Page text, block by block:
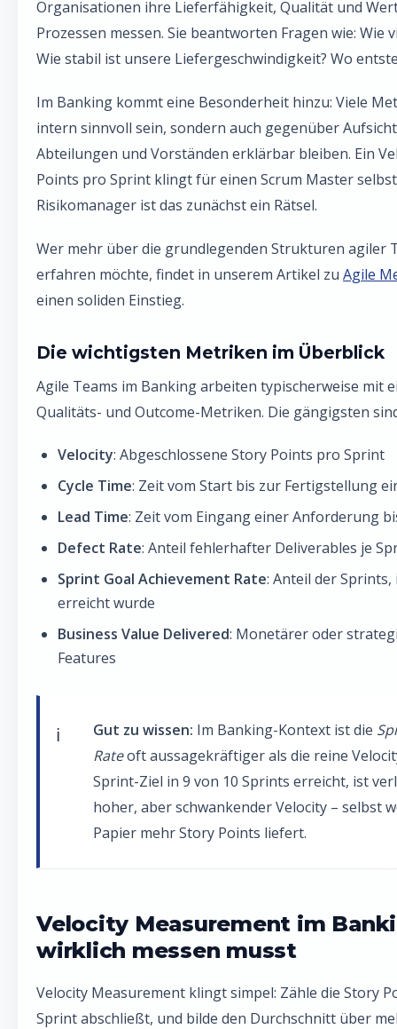
Organisationen ihre Lieferfähigkeit, Qualität und
Prozessen messen. Sie beantworten Fragen wie: Wie
Wie stabil ist unsere Liefergeschwindigkeit? Wo
Im Banking kommt eine Besonderheit hinzu: Viele
intern sinnvoll sein, sondern auch gegenüber
Abteilungen und Vorständen erklärbar bleiben. Ein
Points pro Sprint klingt für einen Scrum Master
Risikomanager ist das zunächst ein Rätsel.
Wer mehr über die grundlegenden Strukturen agiler
erfahren möchte, findet in unserem Artikel zu Agile
einen soliden Einstieg.
Die wichtigsten Metriken im Überblick
Agile Teams im Banking arbeiten typischerweise mit
Qualitäts- und Outcome-Metriken. Die gängigsten
Velocity: Abgeschlossene Story Points pro Sprint
Cycle Time: Zeit vom Start bis zur Fertigstellung
Lead Time: Zeit vom Eingang einer Anforderung
Defect Rate: Anteil fehlerhafter Deliverables je
Sprint Goal Achievement Rate: Anteil der
erreicht wurde
Business Value Delivered: Monetärer oder
Features
Gut zu wissen: Im Banking-Kontext ist die
Rateoft aussagekräftiger als die reine
Sprint-Ziel in 9 von 10 Sprints erreicht, ist
hoher, aber schwankender Velocity – selbst
Papier mehr Story Points liefert.
Velocity Measurement im
wirklich messen musst
Velocity Measurement klingt simpel: Zähle die Story
Sprint abschließt, und bilde den Durchschnitt über